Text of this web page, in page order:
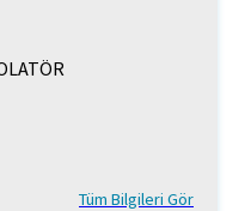
Tüm Bilgileri Gör